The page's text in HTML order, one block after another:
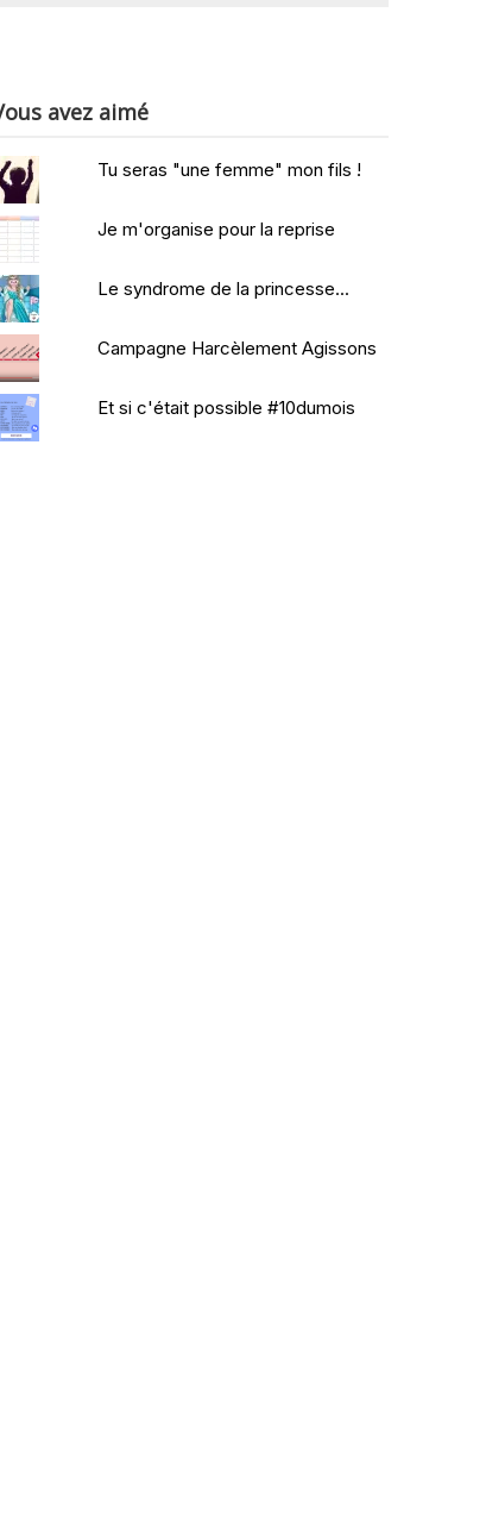
avez aimé
Tu seras "une femme" mon fils !
Je m'organise pour la reprise
Le syndrome de la princesse...
Campagne Harcèlement Agissons
Et si c'était possible #10dumois